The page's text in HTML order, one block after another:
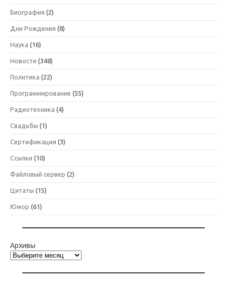
Биография (2)
Дни Рождения (8)
Наука (16)
Новости (348)
Политика (22)
Программирование (55)
Радиотехника (4)
Свадьбы (1)
Сертификация (3)
Ссылки (10)
Файловый сервер (2)
Цитаты (15)
Юмор (61)
Архивы